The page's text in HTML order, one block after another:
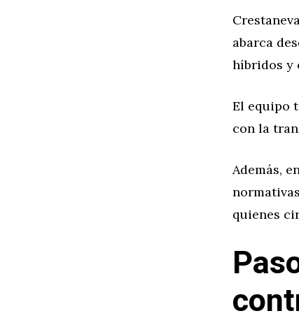
abarca
híbridos y
El equipo
con la
Además,
quienes